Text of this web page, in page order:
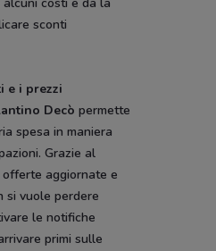
sconti
e i prezzi
Decò permette
spesa in maniera
Grazie al
aggiornate e
si vuole perdere
le notifiche
primi sulle